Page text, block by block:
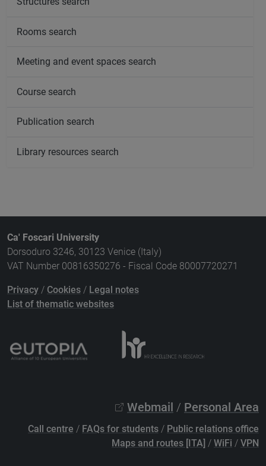
Rooms search
Meeting and event spaces search
Course search
Publication search
Library resources search
Ca' Foscari University
Dorsoduro 3246, 30123 Venice (Italy)
VAT Number 00816350276 - Fiscal Code 80007720271
Privacy / Cookies / Legal notes
List of thematic websites
Webmail / Personal Area
Call centre / FAQs for students / Public relations office
Maps and routes [ITA] / WiFi / VPN